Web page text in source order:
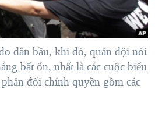
dân bầu, khi đó, quân đội nói
bất ổn, nhất là các cuộc biểu
đối chính quyền gồm các